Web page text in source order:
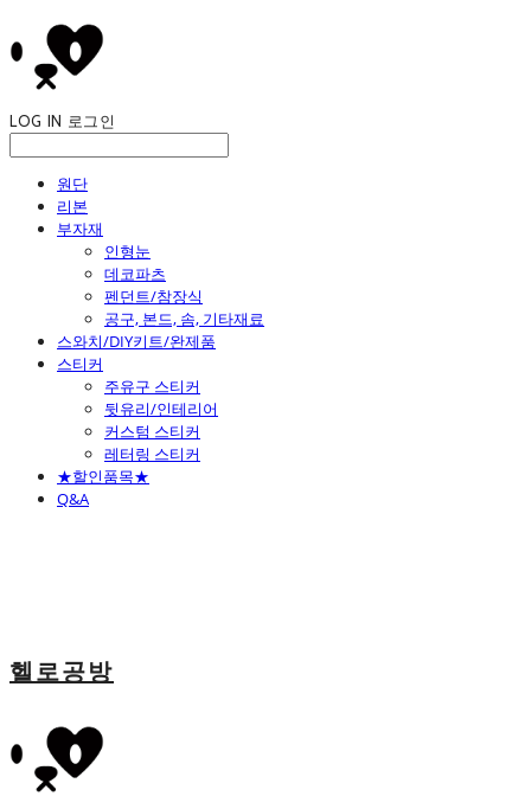
LOG IN 로그인
원단
리본
부자재
인형눈
데코파츠
펜던트/참장식
공구, 본드, 솜, 기타재료
스와치/DIY키트/완제품
스티커
주유구 스티커
뒷유리/인테리어
커스텀 스티커
레터링 스티커
★할인품목★
Q&A
헬로공방